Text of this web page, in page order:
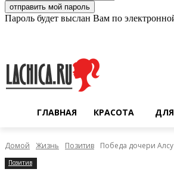
Пароль будет выслан Вам по
ГЛАВНАЯ КРАСОТА
Домой Жизнь Позитив Победа дочери
Позитив